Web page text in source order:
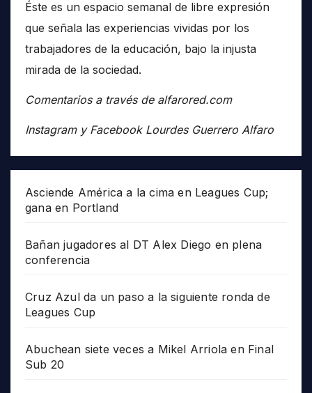
Éste es un espacio semanal de libre expresión
que señala las experiencias vividas por los
trabajadores de la educación, bajo la injusta
mirada de la sociedad.
Comentarios a través de alfarored.com
Instagram y Facebook Lourdes Guerrero Alfaro
Asciende América a la cima en Leagues Cup;
gana en Portland
Bañan jugadores al DT Alex Diego en plena
conferencia
Cruz Azul da un paso a la siguiente ronda de
Leagues Cup
Abuchean siete veces a Mikel Arriola en Final
Sub 20